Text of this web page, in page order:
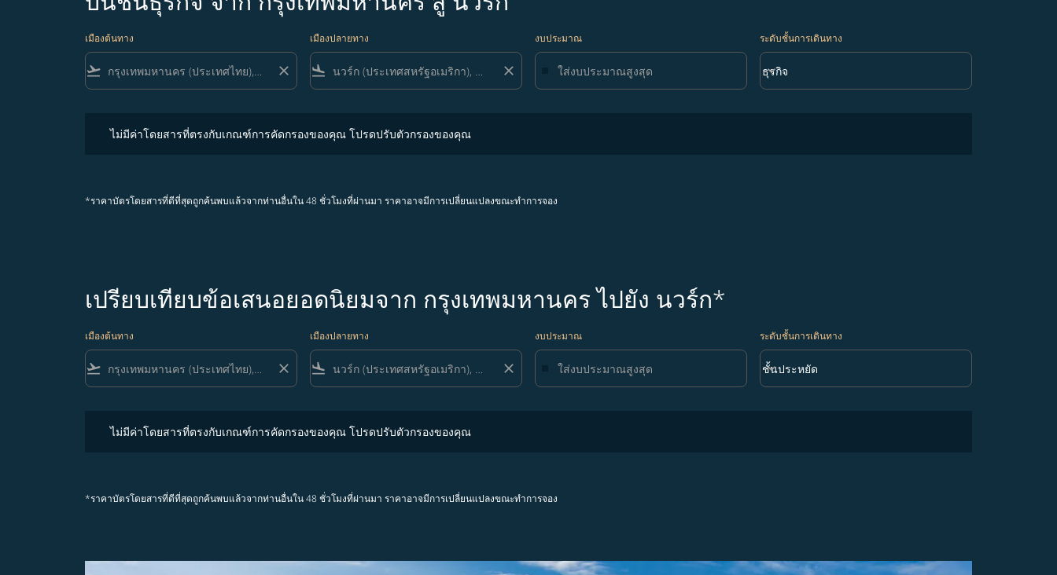
เมืองต้นทาง
flight_takeoff close
เมืองปลายทาง
flight_land close
งบประมาณ ระดับชั้นการเดินทาง
ระดับชั้นการเดินทาง option ธุรกิจ Selected
ธุรกิจ
keyboard_arrow_down
ไม่มีค่าโดยสารที่ตรงกับเกณฑ์การคัดกรองของคุณ โปรดปรับตัวกรองของคุณ
*ราคาบัตรโดยสารที่ดีที่สุดถูกค้นพบแล้วจากท่านอื่นใน 48 ชั่วโมงที่ผ่านมา ราคาอาจมีการเปลี่ยนแปลงขณะทำการจอง
เปรียบเทียบข้อเสนอยอดนิยมจาก กรุงเทพมหานคร ไปยัง นวร์ก*
เมืองต้นทาง
flight_takeoff close
เมืองปลายทาง
flight_land close
งบประมาณ ระดับชั้นการเดินทาง
ระดับชั้นการเดินทาง option ชั้นประหยัด Selected
ชั้นประหยัด
keyboard_arrow_down
ไม่มีค่าโดยสารที่ตรงกับเกณฑ์การคัดกรองของคุณ โปรดปรับตัวกรองของคุณ
*ราคาบัตรโดยสารที่ดีที่สุดถูกค้นพบแล้วจากท่านอื่นใน 48 ชั่วโมงที่ผ่านมา ราคาอาจมีการเปลี่ยนแปลงขณะทำการจอง